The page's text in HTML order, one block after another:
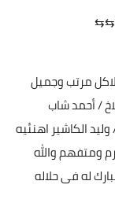
مرتب وجميل
/ أحمد شاب
الكاشير اهنئيه
ومتفهم والله
له فى حلاله